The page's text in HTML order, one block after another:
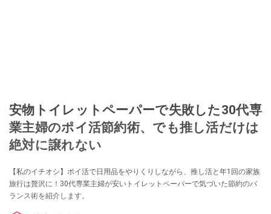
安物トイレットペーパーで失敗した30代専
業主婦のポイ活節約術、でも推し活だけは
絶対に譲れない
【私のイチオシ】ポイ活で日用品をやりくりしながら、推し活と年1回の家族
旅行は贅沢に！30代専業主婦が安いトイレットペーパーで気づいた節約のバ
ランス術を紹介します。